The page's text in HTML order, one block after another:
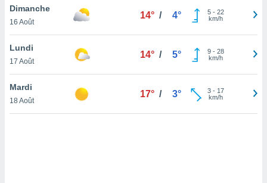
en
de
Dimanche
16 Août
14° / 4° 5- 22
km/h
Lundi
17 Août
14° / 5° 9- 28
km/h
Mardi
18 Août
17° / 3° 3- 17
km/h